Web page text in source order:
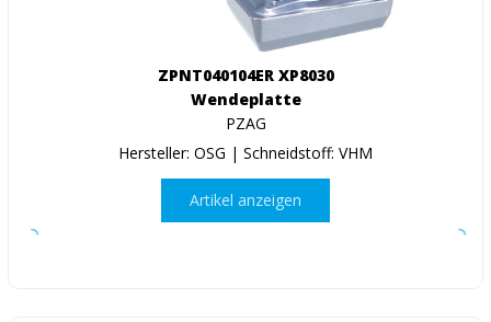
ZPNT040104ER XP8030
Wendeplatte
PZAG
Hersteller: OSG | Schneidstoff: VHM
Artikel anzeigen